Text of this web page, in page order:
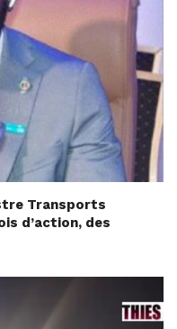
Transports
d’action, des